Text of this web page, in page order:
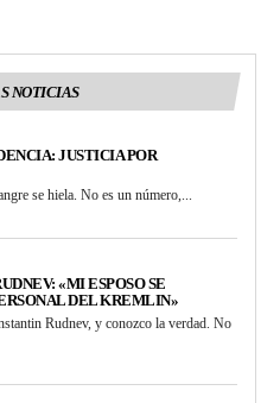
NOTICIAS
JUSTICIA POR
se hiela. No es un número,...
«MI ESPOSO SE
DEL KREMLIN»
Rudnev, y conozco la verdad. No